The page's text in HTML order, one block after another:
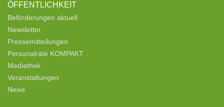
ÖFFENTLICHKEIT
Beförderungen aktuell
Newsletter
Pressemitteilungen
Personalräte KOMPAKT
Mediathek
Veranstaltungen
News